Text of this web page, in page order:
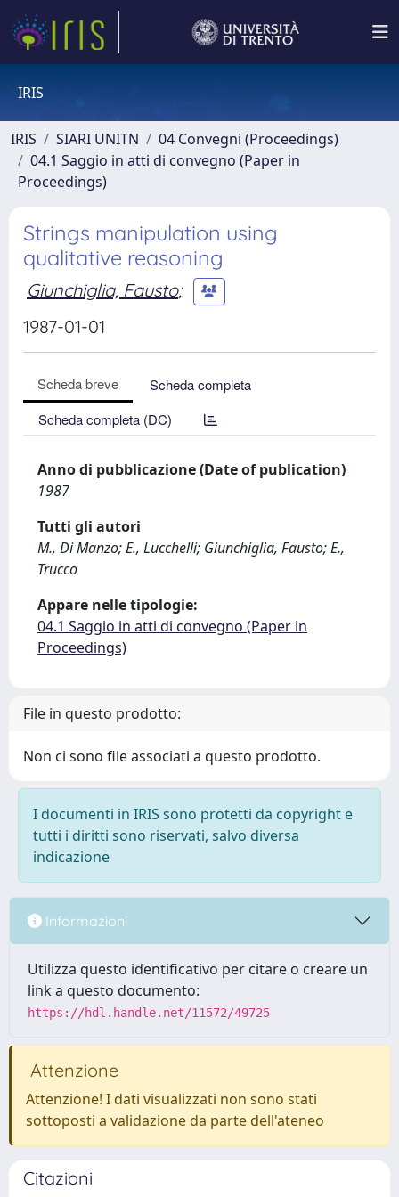
IRIS
IRIS SIARI UNITN
04 Convegni (Proceedings)
04.1 Saggio in atti di convegno (Paper in
Proceedings)
Strings manipulation using
qualitative reasoning
Giunchiglia, Fausto;
1987-01-01
Scheda breve
Scheda completa
Scheda completa (DC)
Anno di pubblicazione (Date of publication)
1987
Tutti gli autori
M., Di Manzo; E., Lucchelli; Giunchiglia, Fausto; E.,
Trucco
Appare nelle tipologie:
04.1 Saggio in atti di convegno (Paper in
Proceedings)
File in questo prodotto:
Non ci sono file associati a questo prodotto.
I documenti in IRIS sono protetti da copyright e
tutti i diritti sono riservati, salvo diversa
indicazione
Informazioni
Utilizza questo identificativo per citare o creare un
link a questo documento:
https://hdl.handle.net/11572/49725
Attenzione
Attenzione! I dati visualizzati non sono stati
sottoposti a validazione da parte dell'ateneo
Citazioni